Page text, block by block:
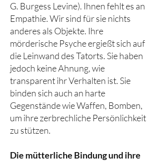
G. Burgess Levine). Ihnen fehlt es an
Empathie. Wir sind für sie nichts
anderes als Objekte. Ihre
mörderische Psyche ergießt sich auf
die Leinwand des Tatorts. Sie haben
jedoch keine Ahnung, wie
transparent ihr Verhalten ist. Sie
binden sich auch an harte
Gegenstände wie Waffen, Bomben,
um ihre zerbrechliche Persönlichkeit
zu stützen.
Die mütterliche Bindung und ihre